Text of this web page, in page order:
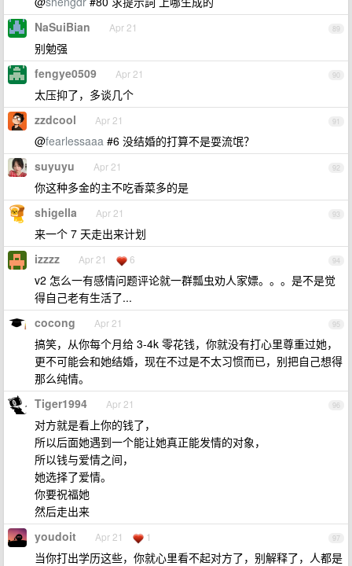
89
NaSuiBian Apr 21
别勉强
90
fengye0509 Apr 21
太压抑了，多谈几个
91
zzdcool Apr 21
@fearlessaaa #6 没结婚的打算不是耍流氓？
92
suyuyu Apr 21
你这种多金的主不吃香菜多的是
93
shigella Apr 21
来一个 7 天走出来计划
94
izzzz Apr 21 6
v2 怎么一有感情问题评论就一群瓢虫劝人家嫖。。。是不是觉
得自己老有生活了...
95
cocong Apr 21
搞笑，从你每个月给 3-4k 零花钱，你就没有打心里尊重过她，
更不可能会和她结婚，现在不过是不太习惯而已，别把自己想得
那么纯情。
96
Tiger1994 Apr 21
对方就是看上你的钱了，
所以后面她遇到一个能让她真正能发情的对象，
所以钱与爱情之间，
她选择了爱情。
你要祝福她
然后走出来
97
youdoit Apr 21 1
当你打出学历这些，你就心里看不起对方了，别解释了，人都是